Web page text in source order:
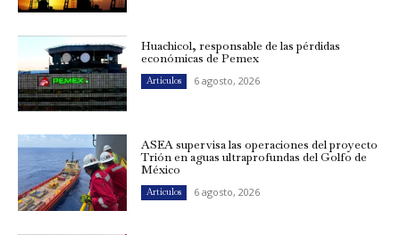
Huachicol, responsable de las pérdidas
económicas de Pemex
Artículos 6 agosto, 2026
ASEA supervisa las operaciones del proyecto
Trión en aguas ultraprofundas del Golfo de
México
Artículos 6 agosto, 2026